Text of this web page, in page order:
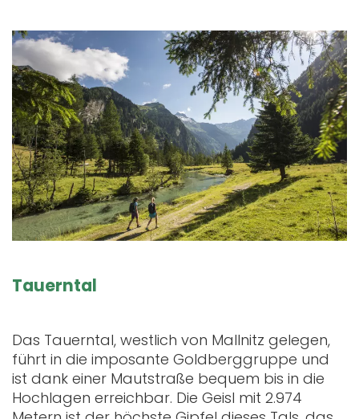
Tauerntal
Das Tauerntal, westlich von Mallnitz gelegen,
führt in die imposante Goldberggruppe und
ist dank einer Mautstraße bequem bis in die
Hochlagen erreichbar. Die Geisl mit 2.974